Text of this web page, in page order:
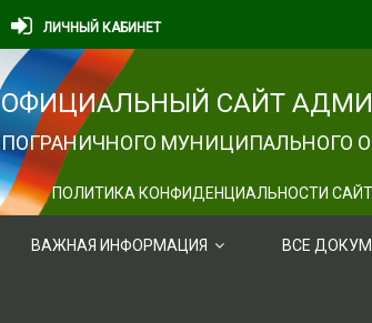
ЛИЧНЫЙ КАБИНЕТ
ОФИЦИАЛЬНЫЙ САЙТ
ПОГРАНИЧНОГО МУНИЦИПАЛЬНОГО
ПОЛИТИКА КОНФИДЕНЦИАЛЬНОСТИ
ВАЖНАЯ ИНФОРМАЦИЯ ВСЕ